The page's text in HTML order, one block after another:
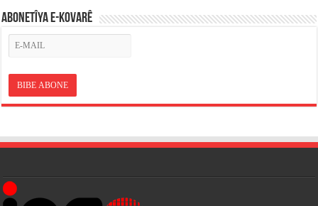
ABONETÎYA E-KOVARÊ